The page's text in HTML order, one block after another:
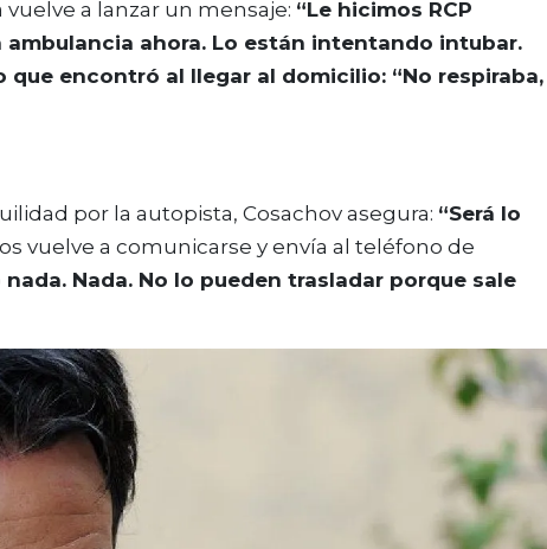
a lanzar un mensaje: “Le hicimos RCP
ambulancia ahora. Lo están intentando intubar.
que encontró al llegar al domicilio: “No respiraba,
por la autopista, Cosachov asegura: “Será lo
vuelve a comunicarse y envía al teléfono de
Nada. No lo pueden trasladar porque sale